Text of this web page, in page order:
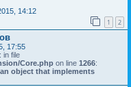
14:12
1 2
17:55
: in file
Core.php on line 1266:
object that implements